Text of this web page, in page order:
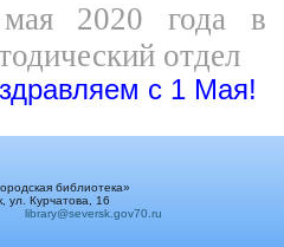
2020 года в
отдел
с 1 Мая!
библиотека»
ул. Курчатова, 16
library@seversk.gov70.ru